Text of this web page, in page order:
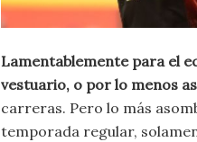
Lamentablemente para el
vestuario, o por lo menos
carreras. Pero lo más
temporada regular,